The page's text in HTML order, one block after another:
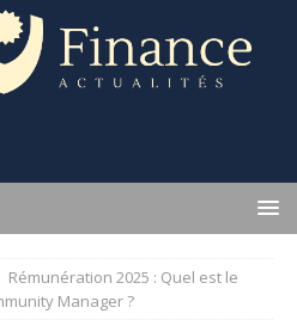
Rémunération 2025 : Quel est le
Manager ?